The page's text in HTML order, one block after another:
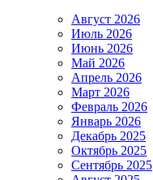
Август 2026
Июль 2026
Июнь 2026
Май 2026
Апрель 2026
Март 2026
Февраль 2026
Январь 2026
Декабрь 2025
Октябрь 2025
Сентябрь 2025